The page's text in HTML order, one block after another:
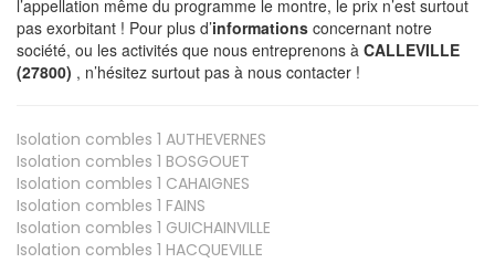
l’appellation même du programme le montre, le prix n’est surtout
pas exorbitant ! Pour plus d’informations concernant notre
société, ou les activités que nous entreprenons à CALLEVILLE
(27800) , n’hésitez surtout pas à nous contacter !
Isolation combles 1 AUTHEVERNES
Isolation combles 1 BOSGOUET
Isolation combles 1 CAHAIGNES
Isolation combles 1 FAINS
Isolation combles 1 GUICHAINVILLE
Isolation combles 1 HACQUEVILLE